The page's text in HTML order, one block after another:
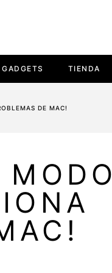
GADGETS TIENDA
DE MAC!